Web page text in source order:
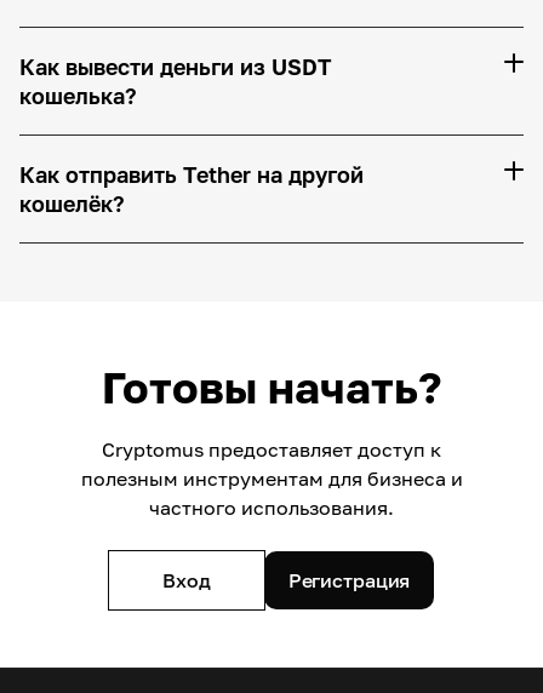
Как вывести деньги из USDT
кошелька?
Как отправить Tether на другой
кошелёк?
Готовы начать?
Cryptomus предоставляет доступ к
полезным инструментам для бизнеса и
частного использования.
Вход Регистрация